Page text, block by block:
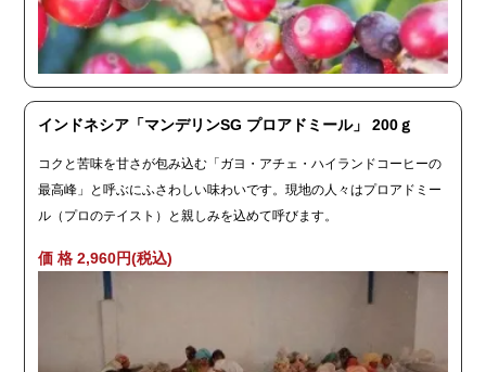
インドネシア「マンデリンSG プロアドミール」 200ｇ
コクと苦味を甘さが包み込む「ガヨ・アチェ・ハイランドコーヒーの
最高峰」と呼ぶにふさわしい味わいです。現地の人々はプロアドミー
ル（プロのテイスト）と親しみを込めて呼びます。
価 格 2,960円(税込)